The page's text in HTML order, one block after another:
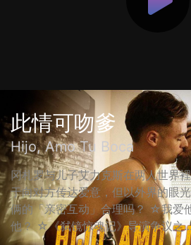
此情可吻爹
Hijo, Amo Tu Boca
冈札罗与儿子艾力克斯在两人世界
于向对方传达爱意，但以外界的眼
俩的「亲密互动」合理吗？ ☆我爱
他？ ☆《弑镜惊魂记》导演争议之